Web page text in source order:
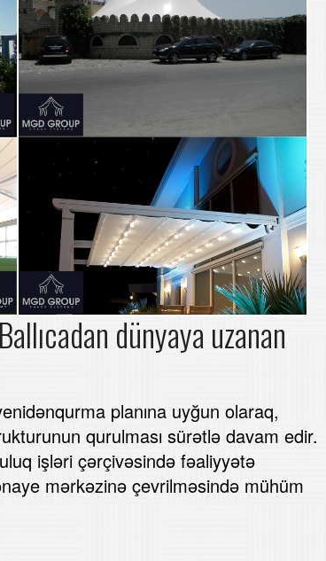
dünyaya uzanan
planına uyğun olaraq,
qurulması sürətlə davam edir.
işləri çərçivəsində fəaliyyətə
mərkəzinə çevrilməsində mühüm